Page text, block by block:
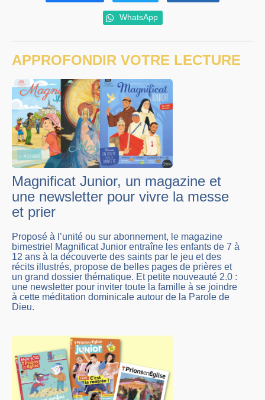
WhatsApp
APPROFONDIR VOTRE LECTURE
Magnificat Junior, un magazine et
une newsletter pour vivre la messe
et prier
Proposé à l’unité ou sur abonnement, le magazine
bimestriel Magnificat Junior entraîne les enfants de 7 à
12 ans à la découverte des saints par le jeu et des
récits illustrés, propose de belles pages de prières et
un grand dossier thématique. Et petite nouveauté 2.0 :
une newsletter pour inviter toute la famille à se joindre
à cette méditation dominicale autour de la Parole de
Dieu.